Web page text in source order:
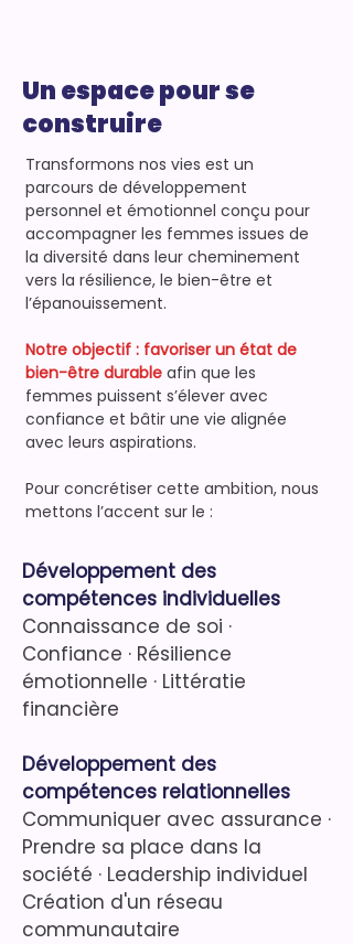
Un espace pour se
construire
Transformons nos vies est un
parcours de développement
personnel et émotionnel conçu pour
accompagner les femmes issues de
la diversité dans leur cheminement
vers la résilience, le bien-être et
l’épanouissement.
Notre objectif : favoriser un état de
bien-être durable afin que les
femmes puissent s’élever avec
confiance et bâtir une vie alignée
avec leurs aspirations.
​Pour concrétiser cette ambition, nous
mettons l’accent sur le :
Développement des
compétences individuelles
Connaissance de soi ·
Confiance · Résilience
émotionnelle · Littératie
financière
Développement des
compétences relationnelles
Communiquer avec assurance ·
Prendre sa place dans la
société · Leadership individuel
Création d'un réseau
communautaire